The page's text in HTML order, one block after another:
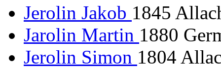
Jerolin Jakob 1845
Jarolin Martin 1880
Jerolin Simon 1804